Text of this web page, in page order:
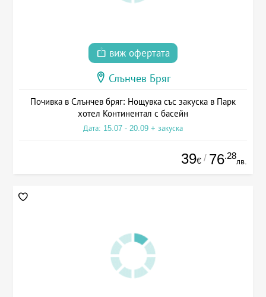
виж офертата
Слънчев Бряг
Почивка в Слънчев бряг: Нощувка със закуска в Парк
хотел Континентал с басейн
Дата: 15.07 - 20.09 + закуска
39€ / 76.28
лв.